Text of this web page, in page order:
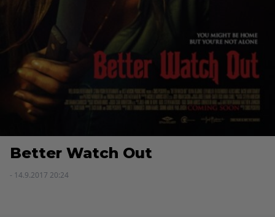
Better Watch Out
- 14.9.2017 20:24